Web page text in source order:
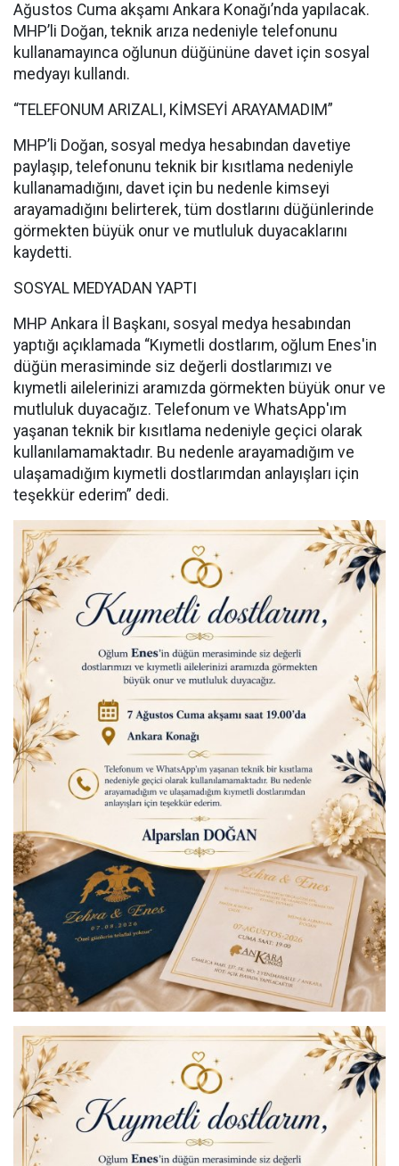
Ağustos Cuma akşamı Ankara Konağı’nda yapılacak.
MHP’li Doğan, teknik arıza nedeniyle telefonunu
kullanamayınca oğlunun düğününe davet için sosyal
medyayı kullandı.
“TELEFONUM ARIZALI, KİMSEYİ ARAYAMADIM”
MHP’li Doğan, sosyal medya hesabından davetiye
paylaşıp, telefonunu teknik bir kısıtlama nedeniyle
kullanamadığını, davet için bu nedenle kimseyi
arayamadığını belirterek, tüm dostlarını düğünlerinde
görmekten büyük onur ve mutluluk duyacaklarını
kaydetti.
SOSYAL MEDYADAN YAPTI
MHP Ankara İl Başkanı, sosyal medya hesabından
yaptığı açıklamada “Kıymetli dostlarım, oğlum Enes'in
düğün merasiminde siz değerli dostlarımızı ve
kıymetli ailelerinizi aramızda görmekten büyük onur ve
mutluluk duyacağız. Telefonum ve WhatsApp'ım
yaşanan teknik bir kısıtlama nedeniyle geçici olarak
kullanılamamaktadır. Bu nedenle arayamadığım ve
ulaşamadığım kıymetli dostlarımdan anlayışları için
teşekkür ederim” dedi.